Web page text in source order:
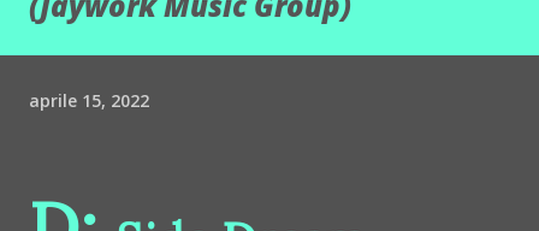
aprile 15, 2022